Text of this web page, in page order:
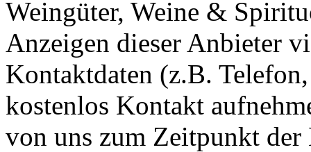
Weingüter, Weine &
Anzeigen dieser Anbieter
Kontaktdaten (z.B.
kostenlos Kontakt
von uns zum Zeitpunkt